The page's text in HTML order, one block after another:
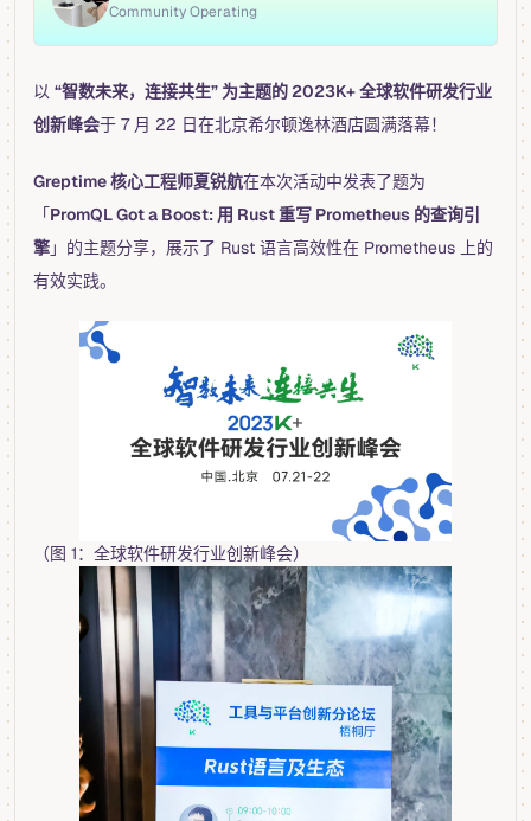
Community Operating
以 “智数未来，连接共生” 为主题的 2023K+ 全球软件研发行业
创新峰会于 7 月 22 日在北京希尔顿逸林酒店圆满落幕！
Greptime 核心工程师夏锐航在本次活动中发表了题为
「 PromQL Got a Boost: 用 Rust 重写 Prometheus 的查询引
擎」的主题分享，展示了 Rust 语言高效性在 Prometheus 上的
有效实践。
（图 1：全球软件研发行业创新峰会）